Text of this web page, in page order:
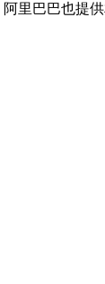
里巴巴也提